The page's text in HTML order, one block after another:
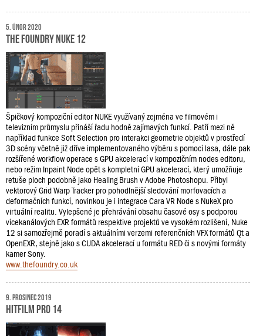
5. únor 2020
The Foundry NUKE 12
Špičkový kompoziční editor NUKE využívaný zejména ve filmovém i
televizním průmyslu přináší řadu hodně zajímavých funkcí. Patří mezi ně
například funkce Soft Selection pro interakci geometrie objektů v prostředí
3D scény včetně již dříve implementovaného výběru s pomocí lasa, dále pak
rozšířené workflow operace s GPU akcelerací v kompozičním nodes editoru,
nebo režim Inpaint Node opět s kompletní GPU akcelerací, který umožňuje
retuše ploch podobně jako Healing Brush v Adobe Photoshopu. Přibyl
vektorový Grid Warp Tracker pro pohodlnější sledování morfovacích a
deformačních funkcí, novinkou je i integrace Cara VR Node s NukeX pro
virtuální realitu. Vylepšené je přehrávání obsahu časové osy s podporou
vícekanálových EXR formátů respektive projektů ve vysokém rozlišení, Nuke
12 si samozřejmě poradí s aktuálními verzemi referenčních VFX formátů Qt a
OpenEXR, stejně jako s CUDA akcelerací u formátu RED či s novými formáty
kamer Sony.
www.thefoundry.co.uk
9. prosinec 2019
HitFilm Pro 14